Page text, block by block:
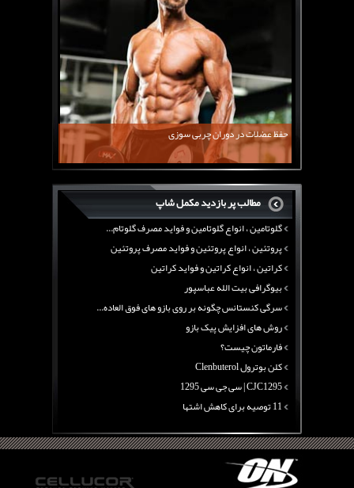
حفظ عضلات در دوران چربی سوزی
مطالب پر بازدید مکمل شاپ
سرگی کنستانس چگونه بر روی بازو های فوق العاده...
روش های افزایش پیک بازو
فارماتون چیست؟
کلن بوترول Clenbuterol
CJC1295 | سی جی سی 1295
11 توصیه برای کاهش اشتها
معرفی یک برنامه غذایی جامع برای افزایش قد
چربی سوزی با چای سبز
بیوگرافی علی تبریزی
منابع پروتئینی غیر گوشتی
آرژنین ، فواید آرژنین و نقش آرژنین در بدن
گلوتامین ، انواع گلوتامین و فواید مصرف گلوتام...
پروتئین ، انواع پروتئین و فواید مصرف پروتئین
کراتین ، انواع کراتین و فواید کراتین
بیوگرافی بیت الله عباسپور
سرگی کنستانس چگونه بر روی بازو های فوق العاده...
روش های افزایش پیک بازو
فارماتون چیست؟
کلن بوترول Clenbuterol
CJC1295 | سی جی سی 1295
11 توصیه برای کاهش اشتها
چربی سوزی با چای سبز
بیوگرافی علی تبریزی